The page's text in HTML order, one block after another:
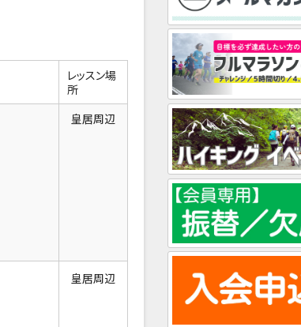
レッスン場
所
皇居周辺
皇居周辺